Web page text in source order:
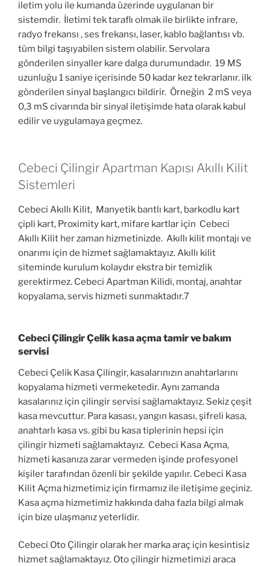
iletim yolu ile kumanda üzerinde uygulanan bir
sistemdir. İletimi tek taraflı olmak ile birlikte infrare,
radyo frekansı , ses frekansı, laser, kablo bağlantısı vb.
tüm bilgi taşıyabilen sistem olabilir. Servolara
gönderilen sinyaller kare dalga durumundadır. 19 MS
uzunluğu 1 saniye içerisinde 50 kadar kez tekrarlanır. ilk
gönderilen sinyal başlangıcı bildirir. Örneğin 2 mS veya
0,3 mS civarında bir sinyal iletişimde hata olarak kabul
edilir ve uygulamaya geçmez.
Cebeci Çilingir Apartman Kapısı Akıllı Kilit
Sistemleri
Cebeci Akıllı Kilit, Manyetik bantlı kart, barkodlu kart
çipli kart, Proximity kart, mifare kartlar için Cebeci
Akıllı Kilit her zaman hizmetinizde. Akıllı kilit montajı ve
onarımı için de hizmet sağlamaktayız. Akıllı kilit
siteminde kurulum kolaydır ekstra bir temizlik
gerektirmez. Cebeci Apartman Kilidi, montaj, anahtar
kopyalama, servis hizmeti sunmaktadır.7
Cebeci Çilingir Çelik kasa açma tamir ve bakım
servisi
Cebeci Çelik Kasa Çilingir, kasalarınızın anahtarlarını
kopyalama hizmeti vermeketedir. Aynı zamanda
kasalarınız için çilingir servisi sağlamaktayız. Sekiz çeşit
kasa mevcuttur. Para kasası, yangın kasası, şifreli kasa,
anahtarlı kasa vs. gibi bu kasa tiplerinin hepsi için
çilingir hizmeti sağlamaktayız. Cebeci Kasa Açma,
hizmeti kasanıza zarar vermeden işinde profesyonel
kişiler tarafından özenli bir şekilde yapılır. Cebeci Kasa
Kilit Açma hizmetimiz için firmamız ile iletişime geçiniz.
Kasa açma hizmetimiz hakkında daha fazla bilgi almak
için bize ulaşmanız yeterlidir.
Cebeci Oto Çilingir olarak her marka araç için kesintisiz
hizmet sağlamaktayız. Oto çilingir hizmetimizi araca